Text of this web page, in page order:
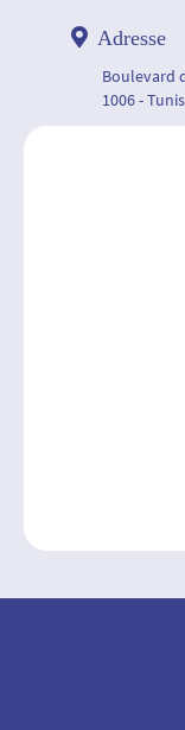
Adresse
Boulevard
1006 - Tunis